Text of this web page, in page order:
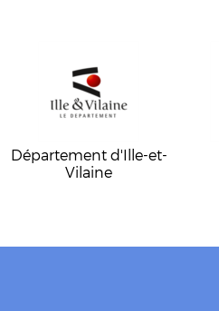
Département d'Ille-et-
Vilaine